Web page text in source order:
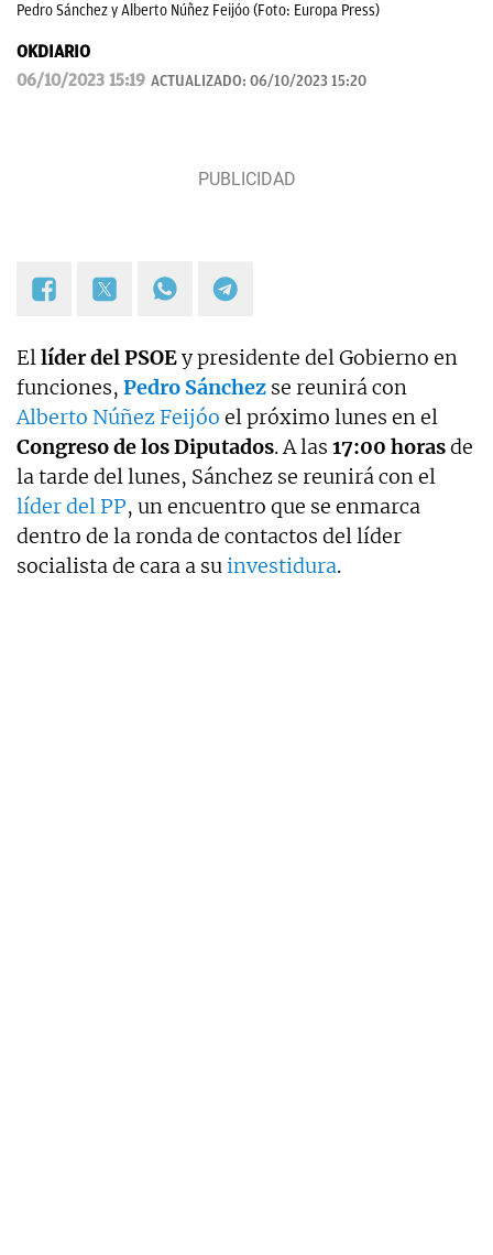
Pedro Sánchez y Alberto Núñez Feijóo (Foto: Europa Press)
OKDIARIO
06/10/2023 15:19 ACTUALIZADO: 06/10/2023 15:20
Ellíder del PSOEy presidente del Gobierno en
funciones, Pedro Sánchez se reunirá con
Alberto Núñez Feijóo el próximo lunes en el
Congreso de los Diputados. A las 17:00 horasde
la tarde del lunes, Sánchez se reunirá con el
líder del PP, un encuentro que se enmarca
dentro de la ronda de contactos del líder
socialista de cara a suinvestidura.